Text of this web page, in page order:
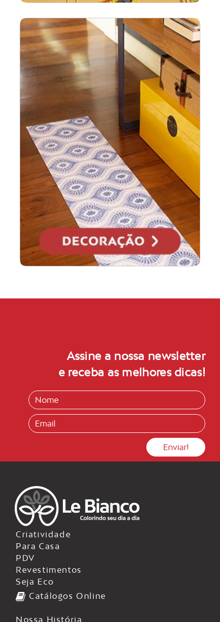
Assine a nossa newsletter
e receba as melhores dicas!
Criatividade
Para Casa
PDV
Revestimentos
Seja Eco
Catálogos Online
Nossa História